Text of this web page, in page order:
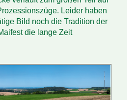
Leider haben
Bild noch die Tradition der
die lange Zeit